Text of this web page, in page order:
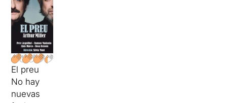
El preu
No hay
nuevas